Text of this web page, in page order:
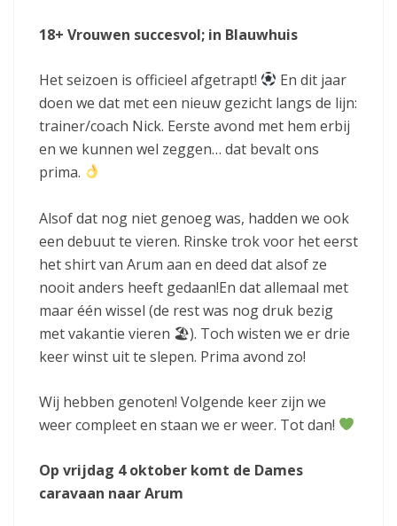
18+ Vrouwen succesvol; in Blauwhuis
Het seizoen is officieel afgetrapt!
En dit jaar
doen we dat met een nieuw gezicht langs de lijn:
trainer/coach Nick. Eerste avond met hem erbij
en we kunnen wel zeggen… dat bevalt ons
prima.
Alsof dat nog niet genoeg was, hadden we ook
een debuut te vieren. Rinske trok voor het eerst
het shirt van Arum aan en deed dat alsof ze
nooit anders heeft gedaan!En dat allemaal met
maar één wissel (de rest was nog druk bezig
met vakantie vieren 🏖). Toch wisten we er drie
keer winst uit te slepen. Prima avond zo!
Wij hebben genoten! Volgende keer zijn we
weer compleet en staan we er weer. Tot dan!
Op vrijdag 4 oktober komt de Dames
caravaan naar Arum